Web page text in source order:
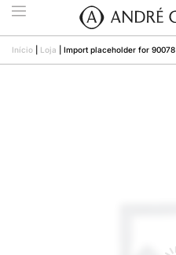
Início Loja Import placeholder for 90078